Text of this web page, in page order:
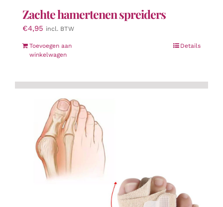
Zachte hamertenen spreiders
€4,95 incl. BTW
Toevoegen aan
winkelwagen
Details